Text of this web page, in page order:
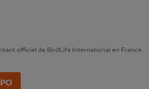
officiel de BirdLife International en France